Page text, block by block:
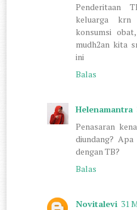
Penderitaan
keluarga krn
konsumsi
mudh2an kita
ini
Balas
Helenamantra
Penasaran
diundang?
dengan TB?
Balas
Novitalevi 31